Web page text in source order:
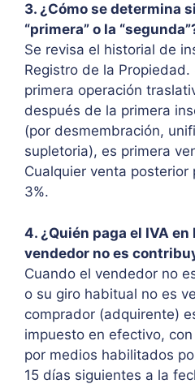
3. ¿Cómo se determina
“primera” o la
Se revisa el historial de
Registro de la Propiedad.
primera operación
después de la primera
(por desmembración,
supletoria), es primera
Cualquier venta posterior
3%.
4. ¿Quién paga el IVA
vendedor no es
Cuando el vendedor no
o su giro habitual no es
comprador (adquirente)
impuesto en efectivo,
por medios habilitados
15 días siguientes a la